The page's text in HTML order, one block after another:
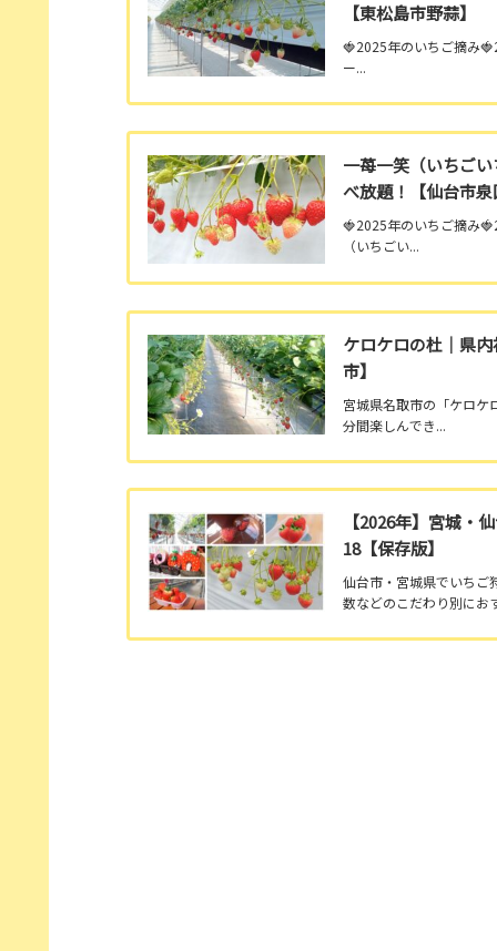
【東松島市野蒜】
🍓2025年のいちご摘み
ー...
一苺一笑（いちご
べ放題！【仙台市泉
🍓2025年のいちご摘み
（いちごい...
ケロケロの杜｜県
市】
宮城県名取市の「ケロケ
分間楽しんでき...
【2026年】宮城・
18【保存版】
仙台市・宮城県でいちご
数などのこだわり別にお